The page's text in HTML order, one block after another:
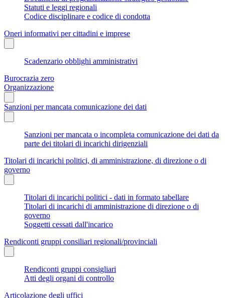
Statuti e leggi regionali
Codice disciplinare e codice di condotta
Oneri informativi per cittadini e imprese
Scadenzario obblighi amministrativi
Burocrazia zero
Organizzazione
Sanzioni per mancata comunicazione dei dati
Sanzioni per mancata o incompleta comunicazione dei dati da
parte dei titolari di incarichi dirigenziali
Titolari di incarichi politici, di amministrazione, di direzione o di
governo
Titolari di incarichi politici - dati in formato tabellare
Titolari di incarichi di amministrazione di direzione o di
governo
Soggetti cessati dall'incarico
Rendiconti gruppi consiliari regionali/provinciali
Rendiconti gruppi consigliari
Atti degli organi di controllo
Articolazione degli uffici